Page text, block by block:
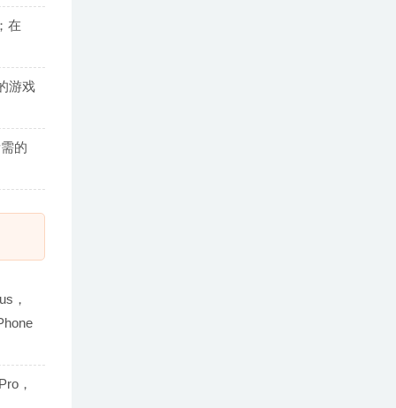
在
游戏
的
，
，